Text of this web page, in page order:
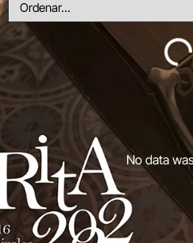
No data